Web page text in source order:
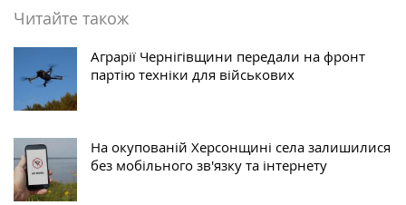
Читайте також
Аграрії Чернігівщини передали на фронт
партію техніки для військових
На окупованій Херсонщині села залишилися
без мобільного зв'язку та інтернету